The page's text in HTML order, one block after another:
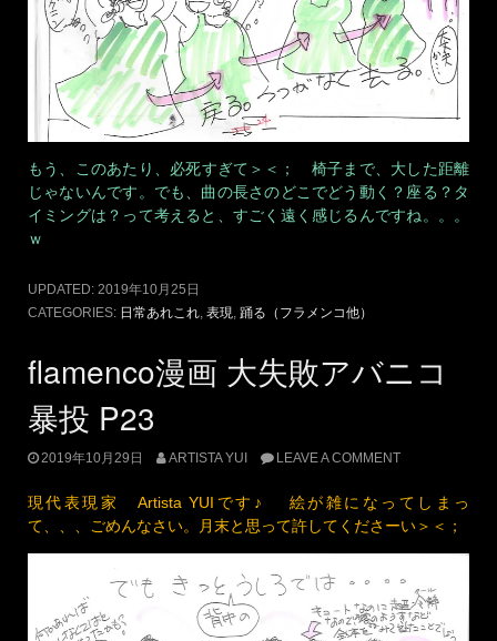
あぁ。かたつむりのバター焼き食べたくなった。。。。